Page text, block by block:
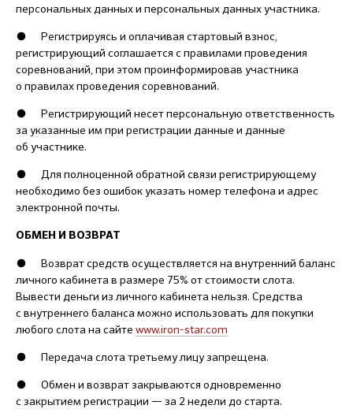
персональных данных и персональных данных участника.
● Регистрируясь и оплачивая стартовый взнос,
регистрирующий соглашается с правилами проведения
соревнований, при этом проинформировав участника
о правилах проведения соревнований.
● Регистрирующий несет персональную ответственность
за указанные им при регистрации данные и данные
об участнике.
● Для полноценной обратной связи регистрирующему
необходимо без ошибок указать номер телефона и адрес
электронной почты.
ОБМЕН И ВОЗВРАТ
● Возврат средств осуществляется на внутренний баланс
личного кабинета в размере 75% от стоимости слота.
Вывести деньги из личного кабинета нельзя. Средства
с внутреннего баланса можно использовать для покупки
любого слота на сайте www.iron-star.com
● Передача слота третьему лицу запрещена.
● Обмен и возврат закрываются одновременно
с закрытием регистрации — за 2 недели до старта.